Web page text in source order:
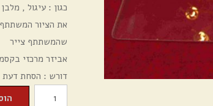
כגון : עיגול ,
את הציור
שהמשתתף צייר
אביזר מרכזי
דורש : הסחת